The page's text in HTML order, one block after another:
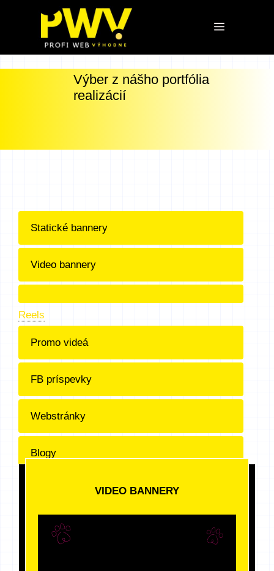
Menu
Výber z nášho portfólia
realizácií
Statické bannery
Video bannery
Reels
Promo videá
FB príspevky
Webstránky
Blogy
VIDEO BANNERY